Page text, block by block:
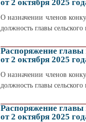
от 2 октября 2025
О назначении членов
должность главы
Распоряжение
от 2 октября 2025
О назначении членов
должность главы
Распоряжение
от 2 октября 2025